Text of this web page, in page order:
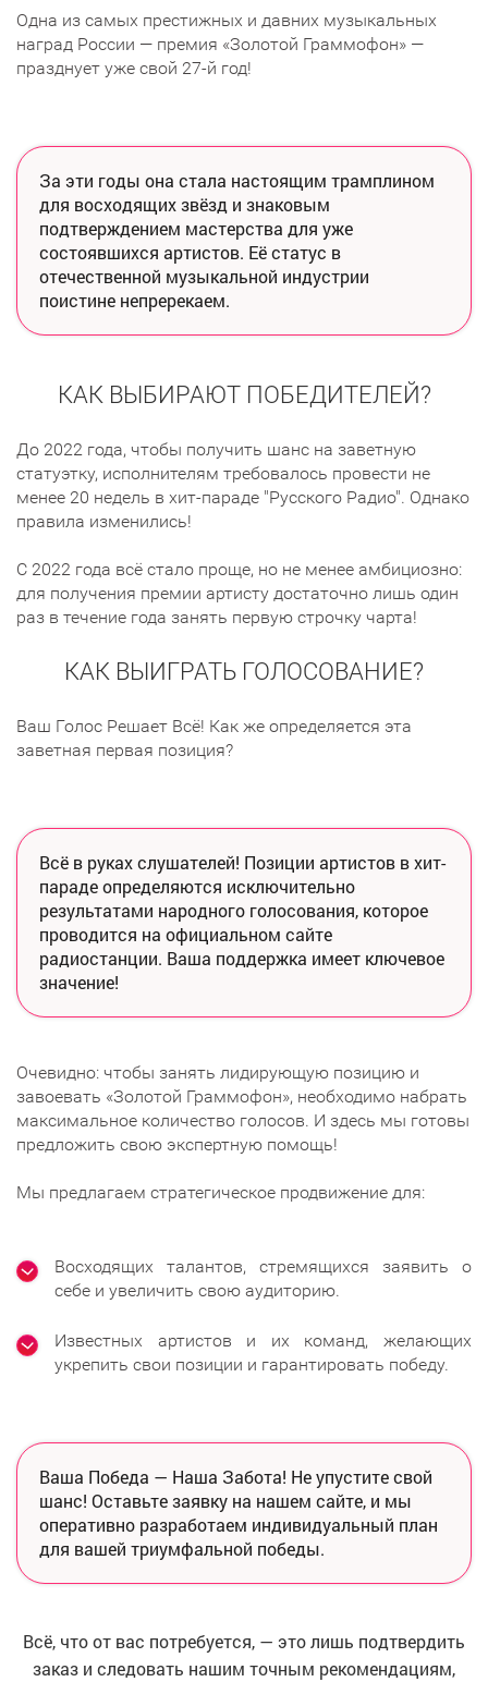
Одна из самых престижных и давних музыкальных
наград России — премия «Золотой Граммофон» —
празднует уже свой 27-й год!
За эти годы она стала настоящим трамплином
для восходящих звёзд и знаковым
подтверждением мастерства для уже
состоявшихся артистов. Её статус в
отечественной музыкальной индустрии
поистине непререкаем.
КАК ВЫБИРАЮТ ПОБЕДИТЕЛЕЙ?
До 2022 года, чтобы получить шанс на заветную
статуэтку, исполнителям требовалось провести не
менее 20 недель в хит-параде "Русского Радио". Однако
правила изменились!
С 2022 года всё стало проще, но не менее амбициозно:
для получения премии артисту достаточно лишь один
раз в течение года занять первую строчку чарта!
КАК ВЫИГРАТЬ ГОЛОСОВАНИЕ?
Ваш Голос Решает Всё! Как же определяется эта
заветная первая позиция?
Всё в руках слушателей! Позиции артистов в хит-
параде определяются исключительно
результатами народного голосования, которое
проводится на официальном сайте
радиостанции. Ваша поддержка имеет ключевое
значение!
Очевидно: чтобы занять лидирующую позицию и
завоевать «Золотой Граммофон», необходимо набрать
максимальное количество голосов. И здесь мы готовы
предложить свою экспертную помощь!
Мы предлагаем стратегическое продвижение для:
Восходящих талантов, стремящихся заявить о
себе и увеличить свою аудиторию.
Известных артистов и их команд, желающих
укрепить свои позиции и гарантировать победу.
Ваша Победа — Наша Забота! Не упустите свой
шанс! Оставьте заявку на нашем сайте, и мы
оперативно разработаем индивидуальный план
для вашей триумфальной победы.
Всё, что от вас потребуется, — это лишь подтвердить
заказ и следовать нашим точным рекомендациям,